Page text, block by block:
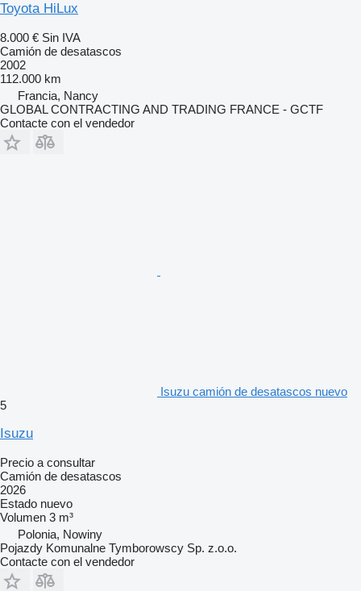
Toyota HiLux
8.000 € Sin IVA
Camión de desatascos
2002
112.000 km
Francia, Nancy
GLOBAL CONTRACTING AND TRADING FRANCE - GCTF
Contacte con el vendedor
Isuzu camión de desatascos nuevo
5
Isuzu
Precio a consultar
Camión de desatascos
2026
Estado nuevo
Volumen 3 m³
Polonia, Nowiny
Pojazdy Komunalne Tymborowscy Sp. z.o.o.
Contacte con el vendedor